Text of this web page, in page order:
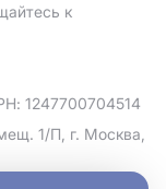
к
1247700704514
1/П, г. Москва,